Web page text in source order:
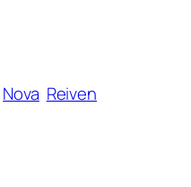
Nova Reiven